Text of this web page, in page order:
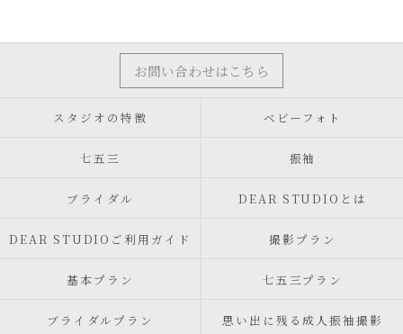
お問い合わせはこちら
スタジオの特徴 ベビーフォト
七五三 振袖
ブライダル DEAR STUDIOとは
DEAR STUDIOご利用ガイド 撮影プラン
基本プラン 七五三プラン
ブライダルプラン 思い出に残る成人振袖撮影